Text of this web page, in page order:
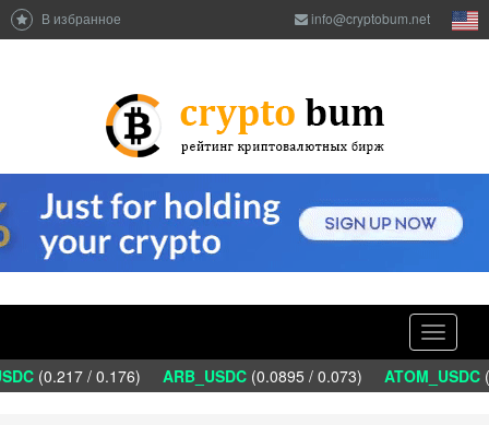
В избранное info@cryptobum.net
Toggle
(0.217 / 0.176) ARB_USDC(0.0895 / 0.073) ATOM_USDC